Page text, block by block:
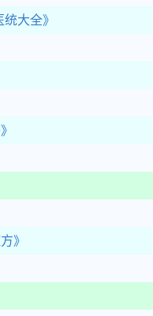
统大全》
》